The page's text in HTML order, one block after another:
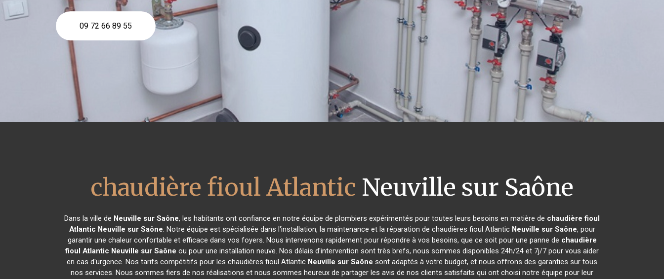
09 72 66 89 55
chaudière fioul Atlantic Neuville sur Saône
Dans la ville de Neuville sur Saône, les habitants ont confiance en notre équipe de plombiers expérimentés pour toutes leurs besoins en matière de chaudière fioul
Atlantic Neuville sur Saône. Notre équipe est spécialisée dans l'installation, la maintenance et la réparation de chaudières fioul Atlantic Neuville sur Saône, pour
garantir une chaleur confortable et efficace dans vos foyers. Nous intervenons rapidement pour répondre à vos besoins, que ce soit pour une panne de chaudière
fioul Atlantic Neuville sur Saône ou pour une installation neuve. Nos délais d'intervention sont très brefs, nous sommes disponibles 24h/24 et 7j/7 pour vous aider
en cas d'urgence. Nos tarifs compétitifs pour les chaudières fioul Atlantic Neuville sur Saône sont adaptés à votre budget, et nous offrons des garanties sur tous
nos services. Nous sommes fiers de nos réalisations et nous sommes heureux de partager les avis de nos clients satisfaits qui ont choisi notre équipe pour leur